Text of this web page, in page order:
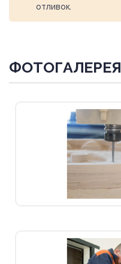
отливок.
ФОТОГАЛЕРЕЯ